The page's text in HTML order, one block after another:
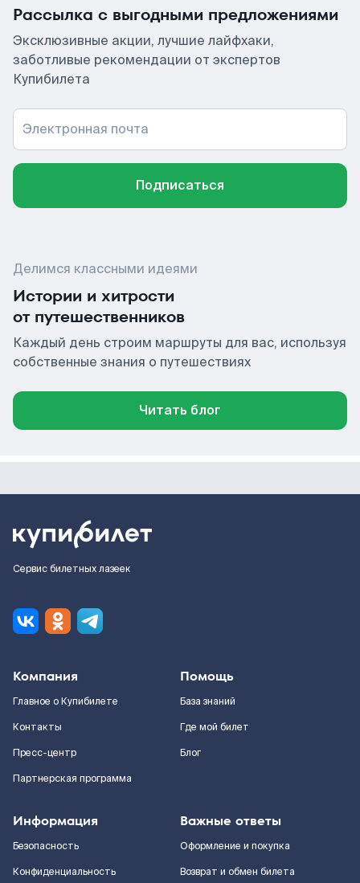
Рассылка с выгодными предложениями
Эксклюзивные акции, лучшие лайфхаки,
заботливые рекомендации от экспертов
Купибилета
Электронная почта
Подписаться
Делимся классными идеями
Истории и хитрости
от путешественников
Каждый день строим маршруты для вас, используя
собственные знания о путешествиях
Читать блог
Сервис билетных лазеек
Компания
Главное о Купибилете
Контакты
Пресс-центр
Партнерская программа
Помощь
База знаний
Где мой билет
Блог
Информация
Безопасность
Конфиденциальность
Важные ответы
Оформление и покупка
Возврат и обмен билета